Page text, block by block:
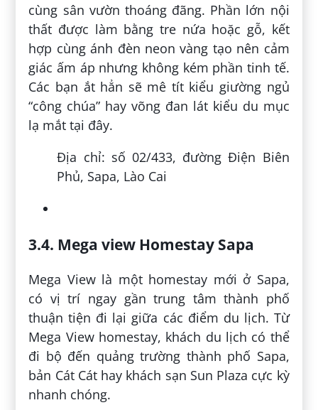
cùng sân vườn thoáng đãng. Phần lớn nội
thất được làm bằng tre nứa hoặc gỗ, kết
hợp cùng ánh đèn neon vàng tạo nên cảm
giác ấm áp nhưng không kém phần tinh tế.
Các bạn ắt hẳn sẽ mê tít kiểu giường ngủ
“công chúa” hay võng đan lát kiểu du mục
lạ mắt tại đây.
Địa chỉ: số 02/433, đường Điện Biên
Phủ, Sapa, Lào Cai
3.4. Mega view Homestay Sapa
Mega View là một homestay mới ở Sapa,
có vị trí ngay gần trung tâm thành phố
thuận tiện đi lại giữa các điểm du lịch. Từ
Mega View homestay, khách du lịch có thể
đi bộ đến quảng trường thành phố Sapa,
bản Cát Cát hay khách sạn Sun Plaza cực kỳ
nhanh chóng.